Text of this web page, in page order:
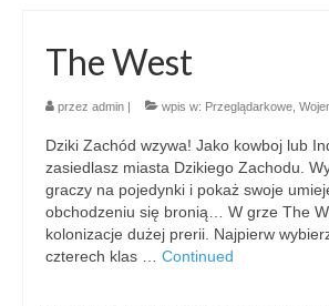
The West
przez admin | wpis w: Przeglądarkowe
Dziki Zachód wzywa! Jako kowboj lub
zasiedlasz miasta Dzikiego Zachodu.
graczy na pojedynki i pokaż swoje
obchodzeniu się bronią… W grze The
kolonizacje dużej prerii. Najpierw
czterech klas … Continued